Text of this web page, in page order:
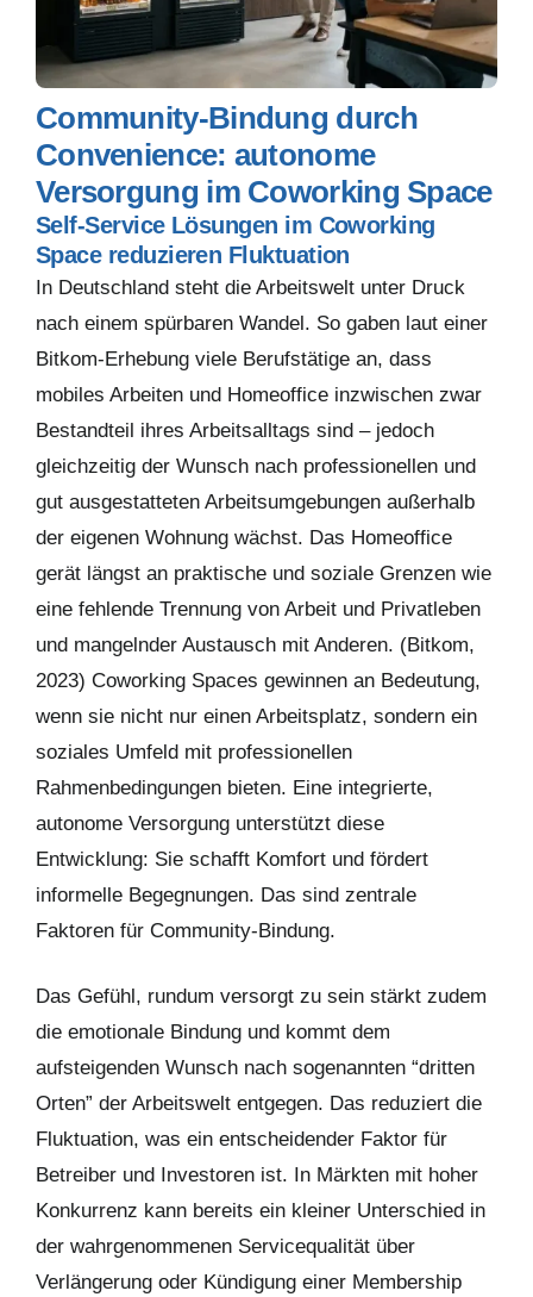
Community-Bindung durch
Convenience: autonome
Versorgung im Coworking Space
Self-Service Lösungen im Coworking
Space reduzieren Fluktuation
In Deutschland steht die Arbeitswelt unter Druck
nach einem spürbaren Wandel. So gaben laut einer
Bitkom-Erhebung viele Berufstätige an, dass
mobiles Arbeiten und Homeoffice inzwischen zwar
Bestandteil ihres Arbeitsalltags sind – jedoch
gleichzeitig der Wunsch nach professionellen und
gut ausgestatteten Arbeitsumgebungen außerhalb
der eigenen Wohnung wächst. Das Homeoffice
gerät längst an praktische und soziale Grenzen wie
eine fehlende Trennung von Arbeit und Privatleben
und mangelnder Austausch mit Anderen. (Bitkom,
2023) Coworking Spaces gewinnen an Bedeutung,
wenn sie nicht nur einen Arbeitsplatz, sondern ein
soziales Umfeld mit professionellen
Rahmenbedingungen bieten. Eine integrierte,
autonome Versorgung unterstützt diese
Entwicklung: Sie schafft Komfort und fördert
informelle Begegnungen. Das sind zentrale
Faktoren für Community-Bindung.
Das Gefühl, rundum versorgt zu sein stärkt zudem
die emotionale Bindung und kommt dem
aufsteigenden Wunsch nach sogenannten “dritten
Orten” der Arbeitswelt entgegen. Das reduziert die
Fluktuation, was ein entscheidender Faktor für
Betreiber und Investoren ist. In Märkten mit hoher
Konkurrenz kann bereits ein kleiner Unterschied in
der wahrgenommenen Servicequalität über
Verlängerung oder Kündigung einer Membership